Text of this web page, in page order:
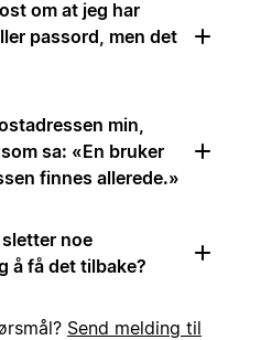
om at jeg har
passord, men det
min,
sa: «En bruker
finnes allerede.»
noe
å få det tilbake?
Send melding til